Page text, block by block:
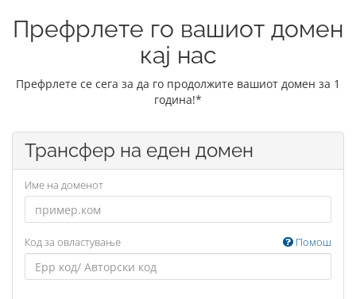
Префрлете го вашиот домен
кај нас
Префрлете се сега за да го продолжите вашиот домен за 1
година!*
Трансфер на еден домен
Име на доменот
Код за овластување Помош